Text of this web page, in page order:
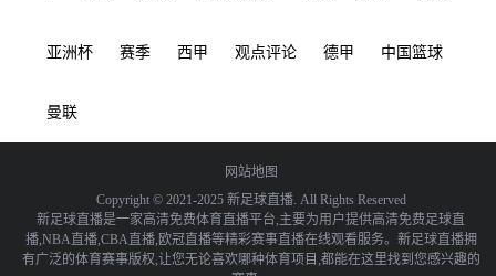
亚洲杯 赛季 西甲 观点评论 德甲 中国篮球
曼联
网站地图
Copyright © 2021-2025 新足球直播. All Rights Reserved
新足球直播是一家高清免费体育直播平台,主要为用户提供高清免费足球直
播,NBA直播,CBA直播,欧冠直播等精彩赛事直播在线观看服务。新足球直播拥
有广泛的体育赛事版权,让您无论喜欢哪种体育项目,都能在这里找到您感兴趣的